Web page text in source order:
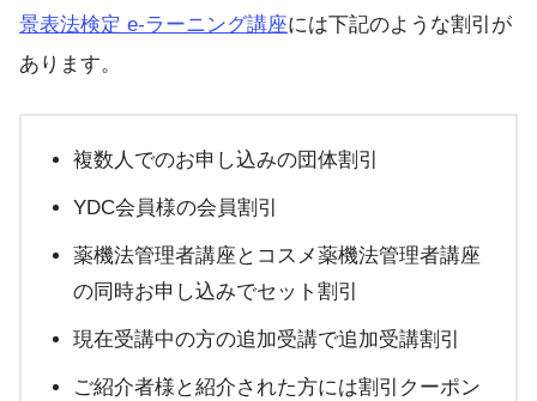
景表法検定 e-ラーニング講座には下記のような割引が
あります。
複数人でのお申し込みの団体割引
YDC会員様の会員割引
薬機法管理者講座とコスメ薬機法管理者講座
の同時お申し込みでセット割引
現在受講中の方の追加受講で追加受講割引
ご紹介者様と紹介された方には割引クーポン